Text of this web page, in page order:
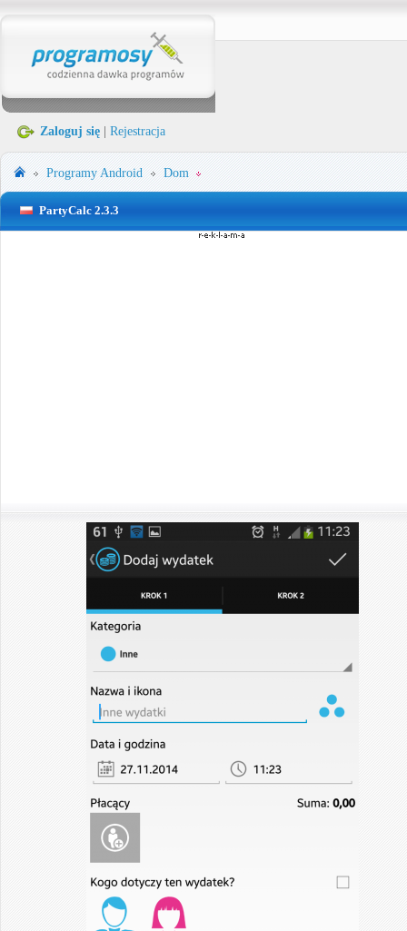
Zaloguj się Rejestracja
ProgramyAndroid Dom
PartyCalc 2.3.3